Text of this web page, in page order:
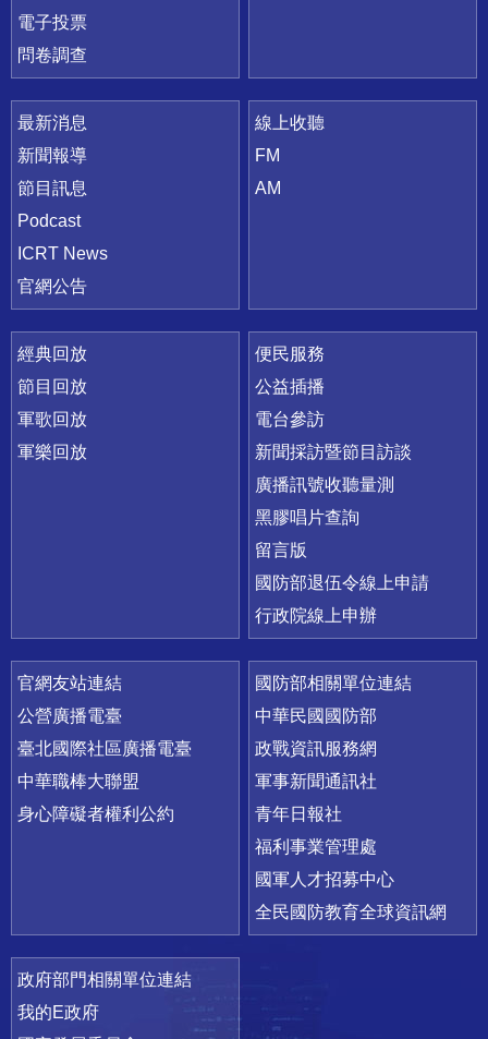
電子投票
問卷調查
最新消息
新聞報導
節目訊息
Podcast
ICRT News
官網公告
線上收聽
FM
AM
經典回放
節目回放
軍歌回放
軍樂回放
便民服務
公益插播
電台參訪
新聞採訪暨節目訪談
廣播訊號收聽量測
黑膠唱片查詢
留言版
國防部退伍令線上申請
行政院線上申辦
官網友站連結
公營廣播電臺
臺北國際社區廣播電臺
中華職棒大聯盟
身心障礙者權利公約
國防部相關單位連結
中華民國國防部
政戰資訊服務網
軍事新聞通訊社
青年日報社
福利事業管理處
國軍人才招募中心
全民國防教育全球資訊網
政府部門相關單位連結
我的E政府